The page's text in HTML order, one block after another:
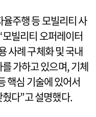
주행 등 모빌리티 사
빌리티 오퍼레이터
사례 구체화 및 국내
가하고 있으며, 기체
핵심 기술에 있어서
다”고 설명했다.